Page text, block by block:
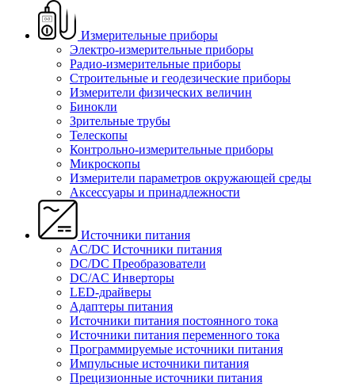
Измерительные приборы
Электро-измерительные приборы
Радио-измерительные приборы
Строительные и геодезические приборы
Измерители физических величин
Бинокли
Зрительные трубы
Телескопы
Контрольно-измерительные приборы
Микроскопы
Измерители параметров окружающей среды
Аксессуары и принадлежности
Источники питания
AC/DC Источники питания
DC/DC Преобразователи
DC/AC Инверторы
LED-драйверы
Адаптеры питания
Источники питания постоянного тока
Источники питания переменного тока
Программируемые источники питания
Импульсные источники питания
Прецизионные источники питания